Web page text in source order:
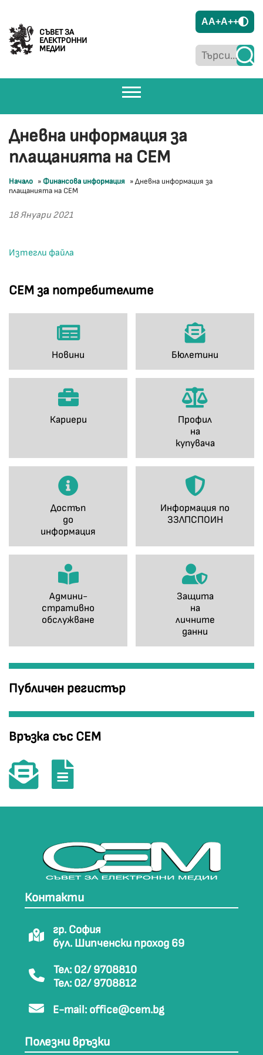
СЪВЕТ ЗА
ЕЛЕКТРОННИ
МЕДИИ
AA+A++
СЕМ за потребителите
Новини Бюлетини
Кариери
Профил
на
купувача
Достъп
до
информация
Информация по
ЗЗЛПСПОИН
Админи-
стративно
обслужване
Защита
на
личните
данни
Публичен регистър
Връзка със СЕМ
Дневна информация за
плащанията на СЕМ
Начало » Финансова информация »Дневна информация за
плащанията на СЕМ
18 Януари 2021
Изтегли файла
Контакти
гр. София
бул. Шипченски проход 69
Тел: 02/ 9708810
Тел: 02/ 9708812
E-mail: office@cem.bg
Полезни връзки